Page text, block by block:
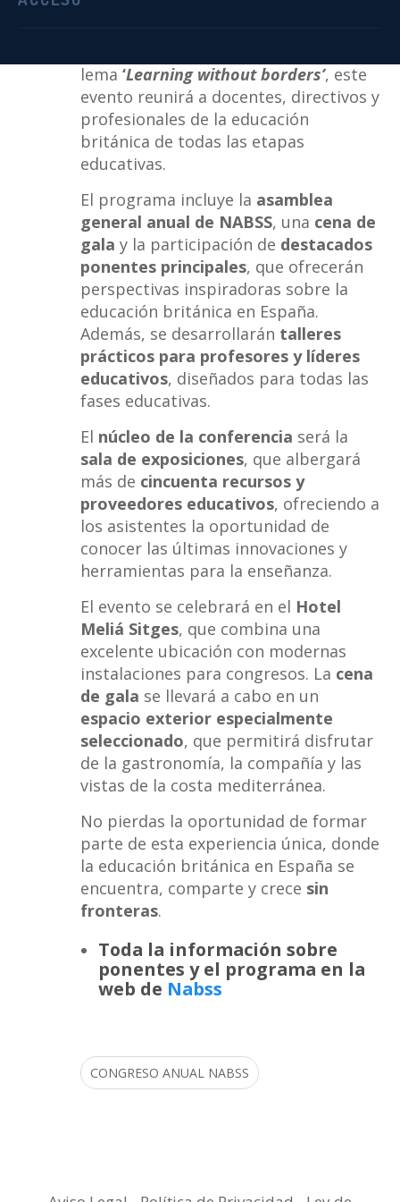
lema ‘Learning without borders’, este
evento reunirá a docentes, directivos y
profesionales de la educación
británica de todas las etapas
educativas.
El programa incluye la asamblea
general anual de NABSS, una cena de
gala y la participación de destacados
ponentes principales, que ofrecerán
perspectivas inspiradoras sobre la
educación británica en España.
Además, se desarrollarán talleres
prácticos para profesores y líderes
educativos, diseñados para todas las
fases educativas.
El núcleo de la conferencia será la
sala de exposiciones, que albergará
más de cincuenta recursos y
proveedores educativos, ofreciendo a
los asistentes la oportunidad de
conocer las últimas innovaciones y
herramientas para la enseñanza.
El evento se celebrará en el Hotel
Meliá Sitges, que combina una
excelente ubicación con modernas
instalaciones para congresos. La cena
de gala se llevará a cabo en un
espacio exterior especialmente
seleccionado, que permitirá disfrutar
de la gastronomía, la compañía y las
vistas de la costa mediterránea.
No pierdas la oportunidad de formar
parte de esta experiencia única, donde
la educación británica en España se
encuentra, comparte y crece sin
fronteras.
Toda la información sobre
ponentes y el programa en la
web de Nabss
CONGRESO ANUAL NABSS